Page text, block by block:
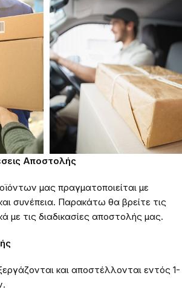
Αποστολής
μας πραγματοποιείται με
συνέπεια. Παρακάτω θα βρείτε τις
με τις διαδικασίες αποστολής μας.
και αποστέλλονται εντός 1-